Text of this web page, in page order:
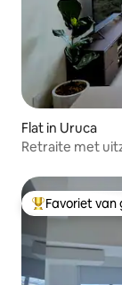
Flat in Uruca
Retraite met
Topfavoriet
Favoriet van